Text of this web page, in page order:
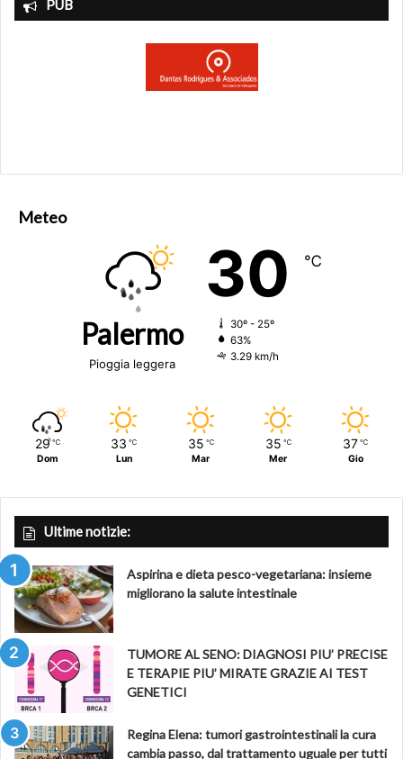
PUB
Meteo
Palermo
Pioggia leggera
30 ℃
30º - 25º
63%
3.29 km/h
29 ℃
Dom
33 ℃
Lun
35 ℃
Mar
35 ℃
Mer
37 ℃
Gio
Ultime notizie:
Aspirina e dieta pesco-vegetariana: insieme
migliorano la salute intestinale
TUMORE AL SENO: DIAGNOSI PIU’ PRECISE
E TERAPIE PIU’ MIRATE GRAZIE AI TEST
GENETICI
Regina Elena: tumori gastrointestinali la cura
cambia passo, dal trattamento uguale per tutti